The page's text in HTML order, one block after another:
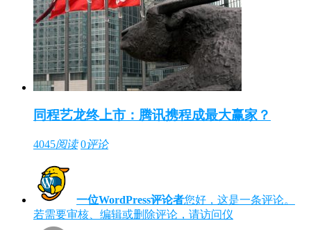
同程艺龙终上市：腾讯携程成最大赢家？
4045阅读 0评论
一位WordPress评论者您好，这是一条评论。
若需要审核、编辑或删除评论，请访问仪